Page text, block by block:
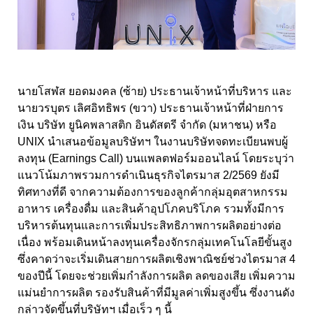
นายโสฬส ยอดมงคล (ซ้าย) ประธานเจ้าหน้าที่บริหาร และ
นายวรบุตร เลิศอิทธิพร (ขวา) ประธานเจ้าหน้าที่ฝ่ายการ
เงิน บริษัท ยูนิคพลาสติก อินดัสตรี จำกัด (มหาชน) หรือ
UNIX นำเสนอข้อมูลบริษัทฯ ในงานบริษัทจดทะเบียนพบผู้
ลงทุน (Earnings Call) บนแพลตฟอร์มออนไลน์ โดยระบุว่า
แนวโน้มภาพรวมการดำเนินธุรกิจไตรมาส 2/2569 ยังมี
ทิศทางที่ดี จากความต้องการของลูกค้ากลุ่มอุตสาหกรรม
อาหาร เครื่องดื่ม และสินค้าอุปโภคบริโภค รวมทั้งมีการ
บริหารต้นทุนและการเพิ่มประสิทธิภาพการผลิตอย่างต่อ
เนื่อง พร้อมเดินหน้าลงทุนเครื่องจักรกลุ่มเทคโนโลยีขั้นสูง
ซึ่งคาดว่าจะเริ่มเดินสายการผลิตเชิงพาณิชย์ช่วงไตรมาส 4
ของปีนี้ โดยจะช่วยเพิ่มกำลังการผลิต ลดของเสีย เพิ่มความ
แม่นยำการผลิต รองรับสินค้าที่มีมูลค่าเพิ่มสูงขึ้น ซึ่งงานดัง
กล่าวจัดขึ้นที่บริษัทฯ เมื่อเร็ว ๆ นี้